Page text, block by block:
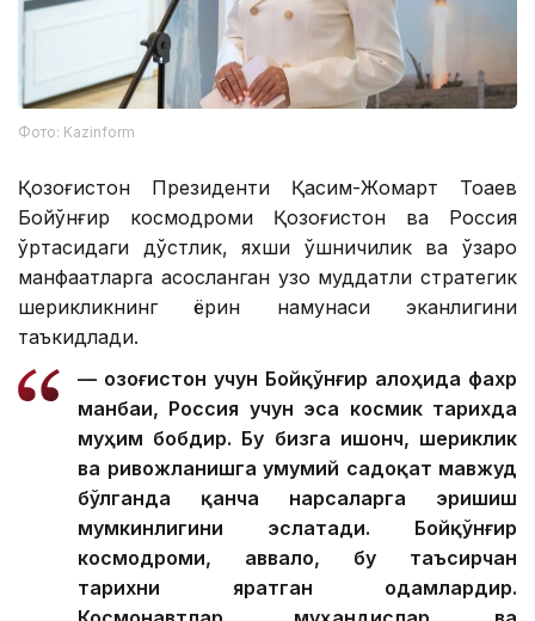
Фото: Kazinform
Қозоғистон Президенти Қасим-Жомарт Тоқаев
Бойқўнғир космодроми Қозоғистон ва Россия
ўртасидаги дўстлик, яхши қўшничилик ва ўзаро
манфаатларга асосланган узоқ муддатли стратегик
шерикликнинг ёрқин намунаси эканлигини
таъкидлади.
— Қозоғистон учун Бойқўнғир алоҳида фахр
манбаи, Россия учун эса космик тарихда
муҳим бобдир. Бу бизга ишонч, шериклик
ва ривожланишга умумий садоқат мавжуд
бўлганда қанча нарсаларга эришиш
мумкинлигини эслатади. Бойқўнғир
космодроми, аввало, бу таъсирчан
тарихни яратган одамлардир.